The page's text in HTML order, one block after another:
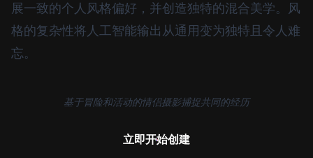
展一致的个人风格偏好，并创造独特的混合美学。风
格的复杂性将人工智能输出从通用变为独特且令人难
忘。
基于冒险和活动的情侣摄影捕捉共同的经历
立即开始创建